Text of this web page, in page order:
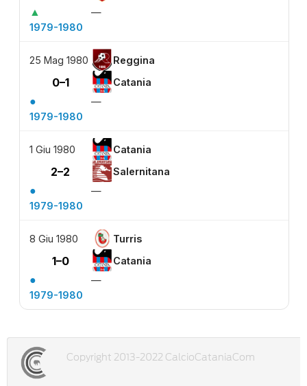
▲
—
1979-1980
25 Mag 1980 Reggina
0–1 Catania
●
—
1979-1980
1 Giu 1980 Catania
2–2 Salernitana
●
—
1979-1980
8 Giu 1980 Turris
1–0 Catania
●
—
1979-1980
Copyright 2013-2022 CalcioCataniaCom